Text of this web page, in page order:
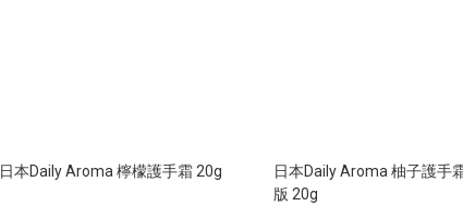
日本Daily Aroma 檸檬護手霜 20g
日本Daily Aroma 柚子護手
版 20g